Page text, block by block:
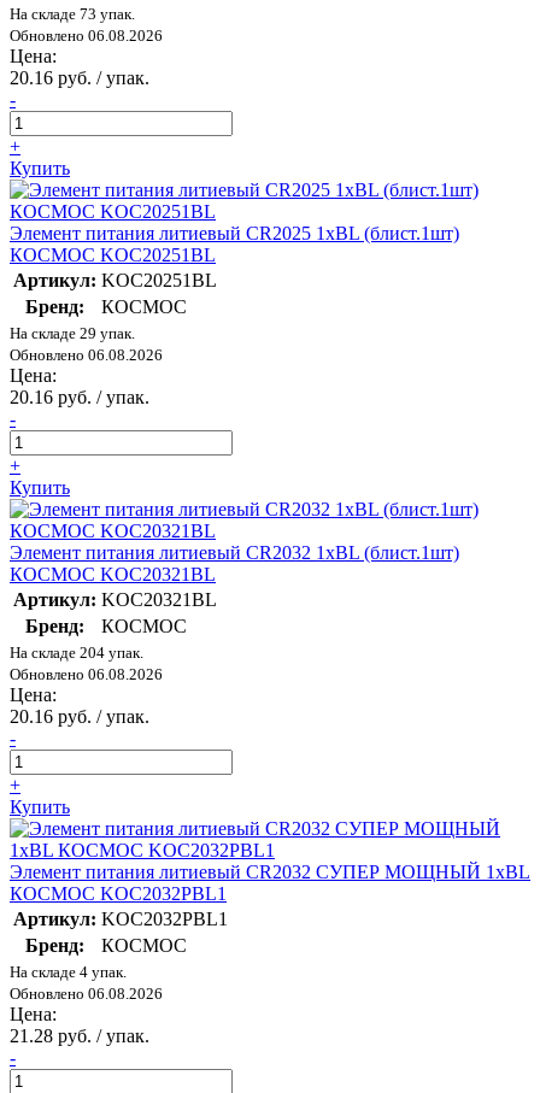
На складе 73 упак.
Обновлено 06.08.2026
Цена:
20.16 руб. / упак.
-
+
Купить
Элемент питания литиевый CR2025 1хBL (блист.1шт)
КОСМОС KOC20251BL
Артикул: KOC20251BL
Бренд:
КОСМОС
На складе 29 упак.
Обновлено 06.08.2026
Цена:
20.16 руб. / упак.
-
+
Купить
Элемент питания литиевый CR2032 1хBL (блист.1шт)
КОСМОС KOC20321BL
Артикул: KOC20321BL
Бренд:
КОСМОС
На складе 204 упак.
Обновлено 06.08.2026
Цена:
20.16 руб. / упак.
-
+
Купить
Элемент питания литиевый CR2032 СУПЕР МОЩНЫЙ 1хBL
КОСМОС KOC2032PBL1
Артикул: KOC2032PBL1
Бренд:
КОСМОС
На складе 4 упак.
Обновлено 06.08.2026
Цена:
21.28 руб. / упак.
-